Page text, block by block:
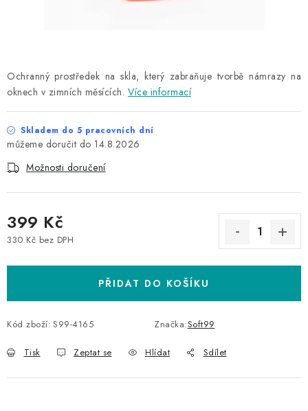
Věrnostní program
Všeobecné obchodní podmínky
Podmínky ochrany osobních údajů
Mapa serveru
Ochranný prostředek na skla, který zabraňuje tvorbě námrazy na
oknech v zimních měsících. Více informací
Skladem do 5 pracovních dní
14.8.2026
Možnosti doručení
399 Kč
330 Kč bez DPH
PŘIDAT DO KOŠÍKU
Kód zboží: S99-4165 Značka:Soft99
Tisk Zeptat se Hlídat Sdílet